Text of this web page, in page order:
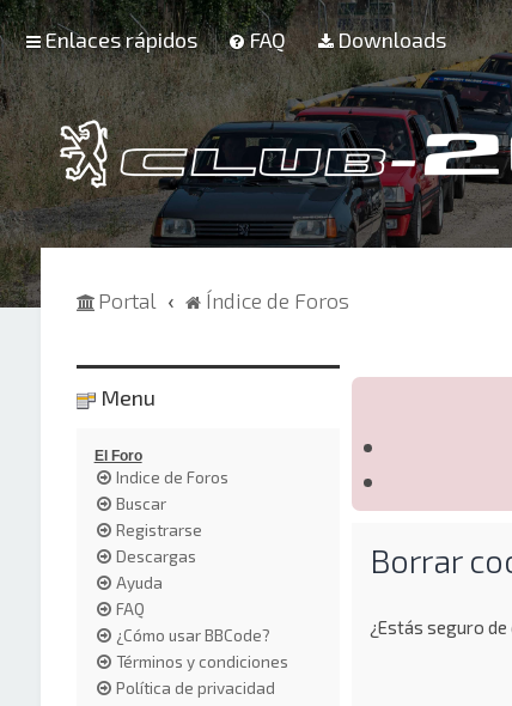
Enlaces rápidos FAQ Downloads
Portal Índice de Foros
Borrar
¿Estás seguro
Menu
El Foro
Indice de Foros
Buscar
Registrarse
Descargas
Ayuda
FAQ
¿Cómo usar BBCode?
Términos y condiciones
Política de privacidad